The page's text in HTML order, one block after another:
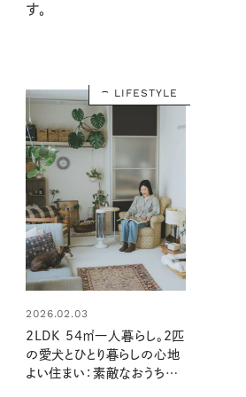
す。
LIFESTYLE
2026.02.03
2LDK 54㎡一人暮らし。2匹
の愛犬とひとり暮らしの心地
よい住まい：素敵なおうち訪